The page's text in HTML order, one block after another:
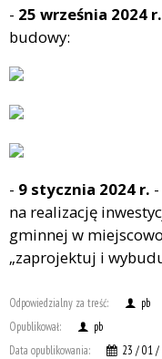
- 25 września 2024 r.
budowy:
- 9 stycznia 2024 r.
na realizację
gminnej w
„zaprojektuj i
Odpowiedzialny za treść:
pb
Opublikował:
pb
Data opublikowania:
23 / 01 /